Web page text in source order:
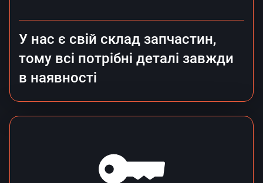
У нас є свій склад запчастин,
тому всі потрібні деталі завжди
в наявності